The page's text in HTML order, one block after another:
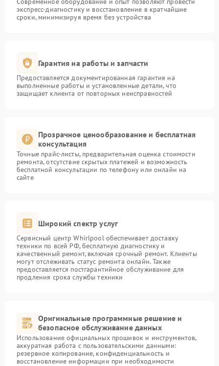
экспресс-диагностику и восстановление в кратчайшие
сроки, минимизируя время без устройства
Гарантия на работы и запчасти
Предоставляется документированная гарантия на
выполненные работы и установленные детали, что
защищает клиента от повторных неисправностей
Прозрачное ценообразование и бесплатная
консультация
Точные прайс-листы, предварительная оценка стоимости
ремонта, отсутствие скрытых платежей и возможность
бесплатной консультации по телефону или онлайн на
сайте
Широкий спектр услуг
Сервисный центр Whirlpool обеспечивает доставку
техники по всей РФ, бесплатную диагностику и
качественный ремонт, включая срочный ремонт. Клиенты
могут отслеживать статус ремонта онлайн. Также
предоставляется постгарантийное обслуживание для
продления срока службы техники
Оригинальные программные решение и
безопасное обслуживание данных
Использование официальных прошивок и инструментов,
аккуратная работа с пользовательскими данными:
резервное копирование, конфиденциальность и
восстановление информации при необходимости